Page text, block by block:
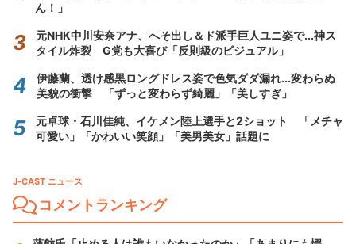
ん！」
元NHK中川安奈アナ、へそ出し＆ド派手巨人ユニ姿で...神ス
タイル炸裂 G党も大喜び「反則級のビジュアル」
伊藤蘭、透け感黒ロングドレス姿で色気ダダ漏れ...変わらぬ
美貌の衝撃 「ずっと変わらず綺麗」「美しすぎ」
元卓球・石川佳純、イケメン陸上選手と2ショット 「メチャ
可愛い」「かわいい笑顔」「美男美女」話題に
J-CAST ニュース
コメントランキング